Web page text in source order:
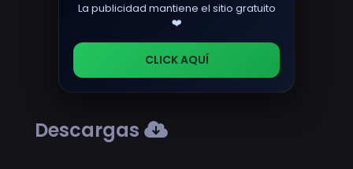
La publicidad mantiene el sitio gratuito
❤️
CLICK AQUÍ
Descargas